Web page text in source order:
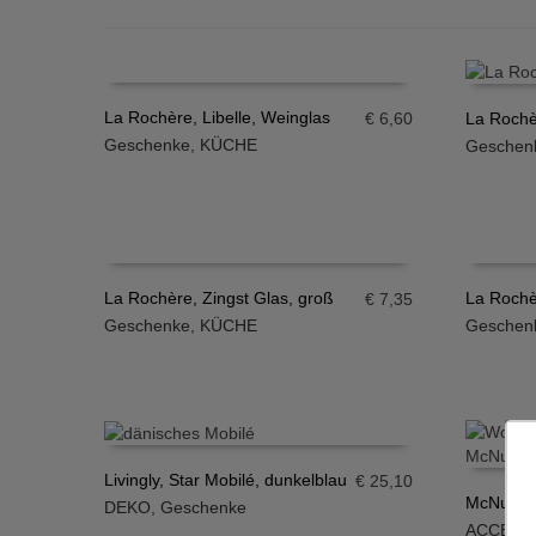
IN DEN WARENKORB
La Rochère, Libelle, Weinglas
Geschenke
KÜCHE
€6,60
IN DEN
La
IN DEN WARENKORB
La Rochère, Zingst Glas, groß
Geschenke
KÜCHE
€7,35
IN DEN
La
IN DEN WARENKORB
Livingly, Star Mobilé, dunkelblau
DEKO Geschenke
€25,10
McNutt,